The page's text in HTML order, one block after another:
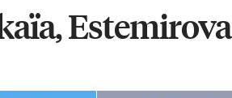
Estemirova